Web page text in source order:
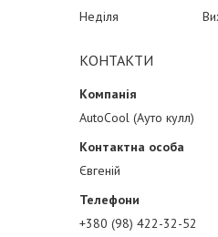
Неділя
КОНТАКТИ
AutoCool (Ауто кулл)
Євгеній
+380 (98) 422-32-52